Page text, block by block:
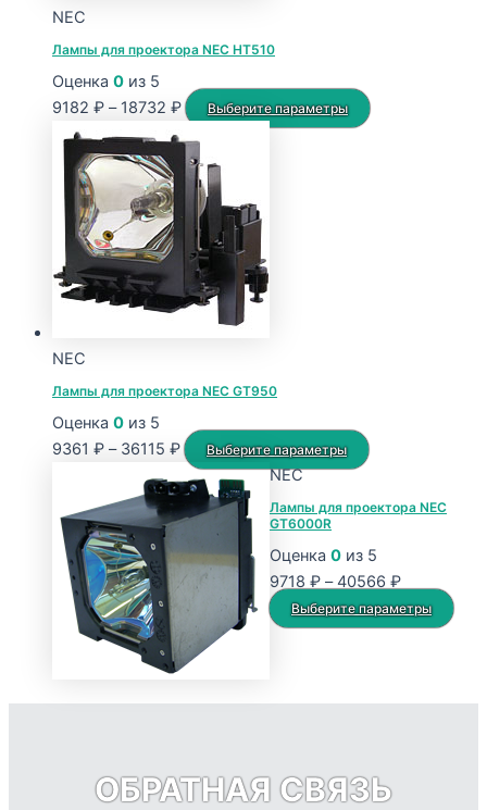
NEC
Лампы для проектора NEC HT510
Оценка 0 из 5
9182 ₽ – 18732 ₽Диапазон
9182 ₽
18732 ₽
Выберите параметры
Этот
NEC
Лампы для проектора NEC GT950
Оценка 0 из 5
9361 ₽ – 36115 ₽Диапазон
цен:
9361 ₽
–
36115 ₽
Выберите параметры
Этот
имеет
вариаций.
Опции
можно
выбрать
товара.
NEC
Лампы для проектора NEC
GT6000R
Оценка 0 из 5
9718 ₽ – 40566 ₽Диапазон
цен:
9718 ₽
Выберите параметры
ОБРАТНАЯ СВЯЗЬ